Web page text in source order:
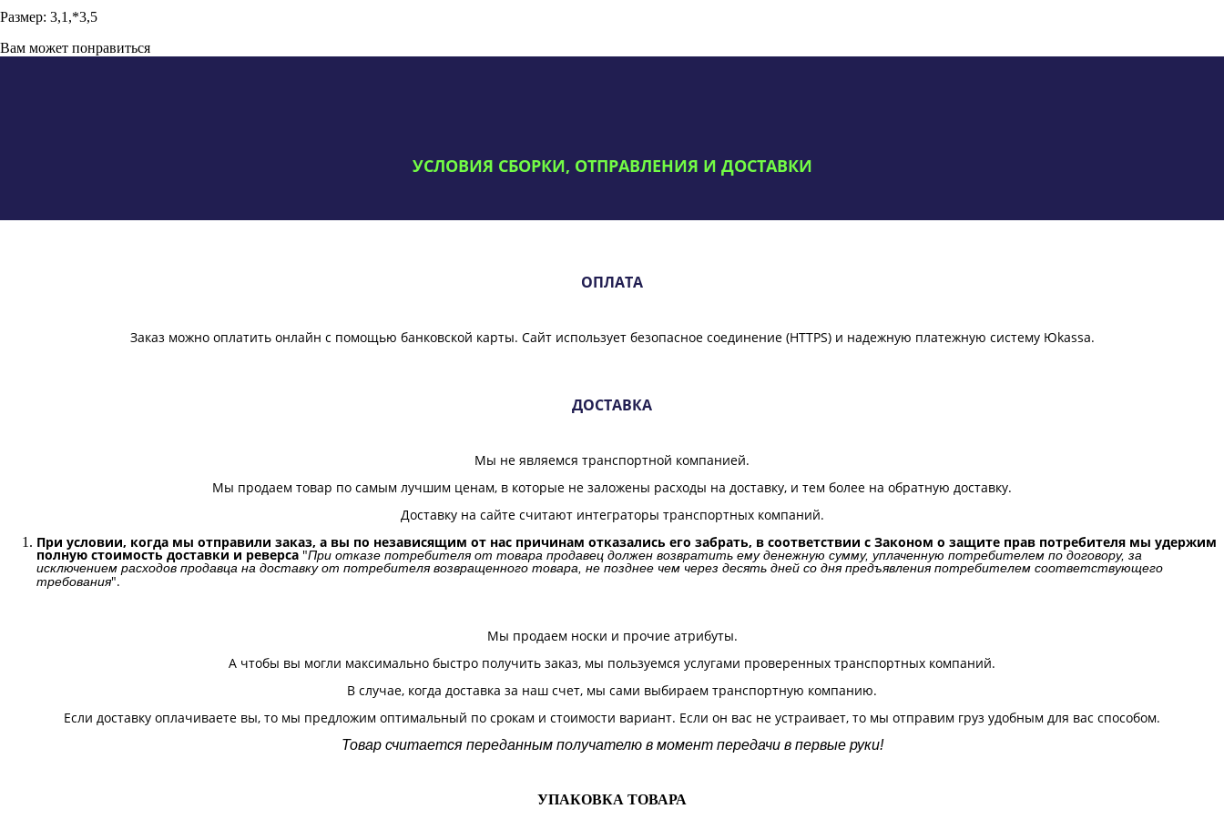
Размер: 3,1,*3,5
Вам может понравиться
УСЛОВИЯ СБОРКИ, ОТПРАВЛЕНИЯ И ДОСТАВКИ
ОПЛАТА
Заказ можно оплатить онлайн с помощью банковской карты. Сайт использует безопасное соединение (HTTPS) и надежную платежную систему Юkassa.
ДОСТАВКА
Мы не являемся транспортной компанией.
Мы продаем товар по самым лучшим ценам, в которые не заложены расходы на доставку, и тем более на обратную доставку.
Доставку на сайте считают интеграторы транспортных компаний.
При условии, когда мы отправили заказ, а вы по независящим от нас причинам отказались его забрать, в соответствии с Законом о защите прав потребителя мы удержим
полную стоимость доставки и реверса "При отказе потребителя от товара продавец должен возвратить ему денежную сумму, уплаченную потребителем по договору, за
исключением расходов продавца на доставку от потребителя возвращенного товара, не позднее чем через десять дней со дня предъявления потребителем соответствующего
требования".
Мы продаем носки и прочие атрибуты.
А чтобы вы могли максимально быстро получить заказ, мы пользуемся услугами проверенных транспортных компаний.
В случае, когда доставка за наш счет, мы сами выбираем транспортную компанию.
Если доставку оплачиваете вы, то мы предложим оптимальный по срокам и стоимости вариант. Если он вас не устраивает, то мы отправим груз удобным для вас способом.
Товар считается переданным получателю в момент передачи в первые руки!
УПАКОВКА ТОВАРА